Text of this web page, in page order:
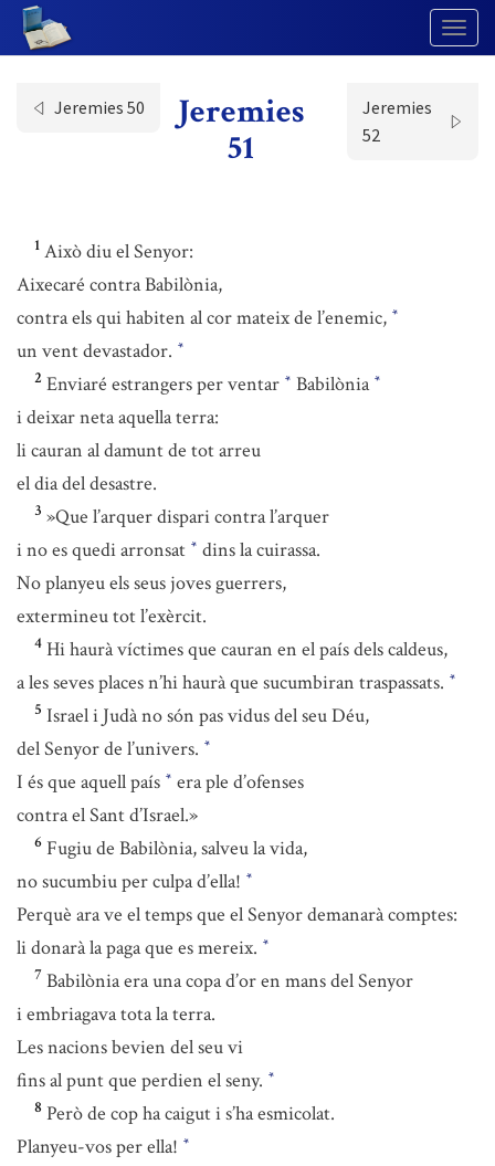
Jeremies 50
Jeremies
51
Jeremies
52
1 Això diu el Senyor:
Aixecaré contra Babilònia,
contra els qui habiten al cor mateix de l’enemic, *
un vent devastador. *
2 Enviaré estrangers per ventar * Babilònia *
i deixar neta aquella terra:
li cauran al damunt de tot arreu
el dia del desastre.
3 »Que l’arquer dispari contra l’arquer
i no es quedi arronsat * dins la cuirassa.
No planyeu els seus joves guerrers,
extermineu tot l’exèrcit.
4 Hi haurà víctimes que cauran en el país dels caldeus,
a les seves places n’hi haurà que sucumbiran traspassats. *
5 Israel i Judà no són pas vidus del seu Déu,
del Senyor de l’univers. *
I és que aquell país * era ple d’ofenses
contra el Sant d’Israel.»
6 Fugiu de Babilònia, salveu la vida,
no sucumbiu per culpa d’ella! *
Perquè ara ve el temps que el Senyor demanarà comptes:
li donarà la paga que es mereix. *
7 Babilònia era una copa d’or en mans del Senyor
i embriagava tota la terra.
Les nacions bevien del seu vi
fins al punt que perdien el seny. *
8 Però de cop ha caigut i s’ha esmicolat.
Planyeu-vos per ella! *